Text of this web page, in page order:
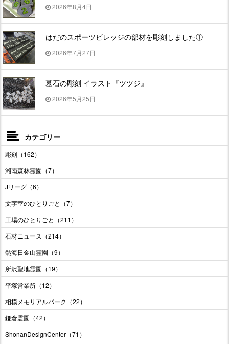
2026年8月4日
はだのスポーツビレッジの部材を彫刻しました①
2026年7月27日
墓石の彫刻 イラスト『ツツジ』
2026年5月25日
カテゴリー
彫刻（162）
湘南森林霊園（7）
Jリーグ（6）
文字室のひとりごと（7）
工場のひとりごと（211）
石材ニュース（214）
熱海日金山霊園（9）
所沢聖地霊園（19）
平塚営業所（12）
相模メモリアルパーク（22）
鎌倉霊園（42）
ShonanDesignCenter（71）